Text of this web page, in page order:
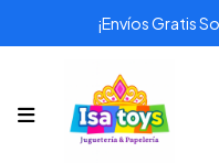
¡Envíos Gratis